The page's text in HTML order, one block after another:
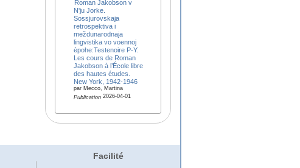
Roman Jakobson v
N'ju Jorke.
Sossjurovskaja
retrospektiva i
meždunarodnaja
lingvistika vo voennoj
èpohe:Testenoire P-Y.
Les cours de Roman
Jakobson à l’École libre
des hautes études.
New York, 1942-1946
par Mecco, Martina
Publication2026-04-01
Facilité